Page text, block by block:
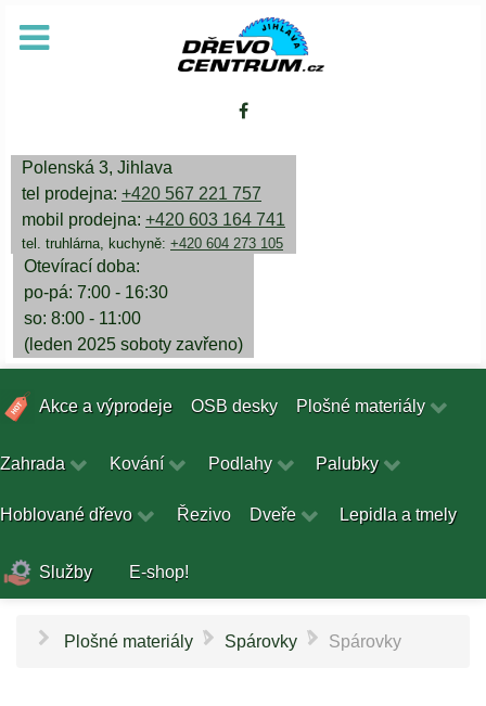
Polenská 3, Jihlava
tel prodejna: +420 567 221 757
mobil prodejna: +420 603 164 741
tel. truhlárna, kuchyně: +420 604 273 105
Otevírací doba:
po-pá: 7:00 - 16:30
so: 8:00 - 11:00
(leden 2025 soboty zavřeno)
Akce a výprodeje OSB desky Plošné materiály
Zahrada Kování Podlahy Palubky
Hoblované dřevo Řezivo Dveře Lepidla a tmely
Služby E-shop!
Plošné materiály \ Spárovky \ Spárovky